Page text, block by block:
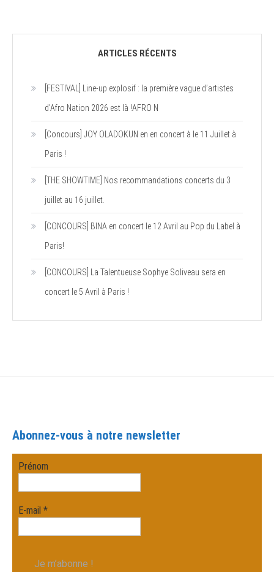
ARTICLES RÉCENTS
[FESTIVAL] Line-up explosif : la première vague d’artistes
d’Afro Nation 2026 est là !AFRO N
[Concours] JOY OLADOKUN en en concert à le 11 Juillet à
Paris !
[THE SHOWTIME] Nos recommandations concerts du 3
juillet au 16 juillet.
[CONCOURS] BINA en concert le 12 Avril au Pop du Label à
Paris!
[CONCOURS] La Talentueuse Sophye Soliveau sera en
concert le 5 Avril à Paris !
Abonnez-vous à notre newsletter
Prénom
E-mail*